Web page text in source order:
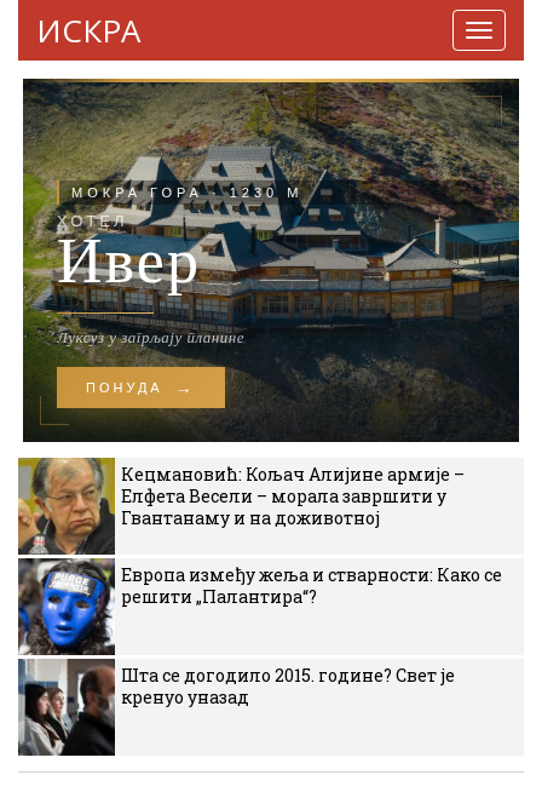
ИСКРА
Кецмановић: Кољач Алијине армије –
Елфета Весели – морала завршити у
Гвантанаму и на доживотној
Европа између жеља и стварности: Како се
решити „Палантира“?
Шта се догодило 2015. године? Свет је
кренуо уназад